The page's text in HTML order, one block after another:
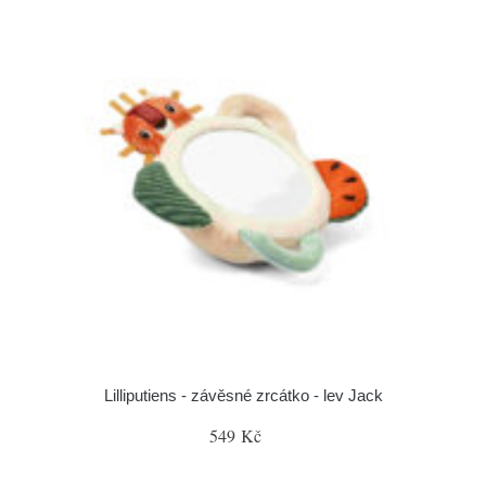
Lilliputiens - závěsné zrcátko - lev Jack
549 Kč